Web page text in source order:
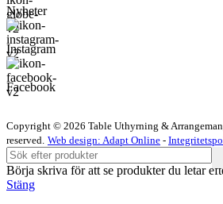
Nyheter
Instagram
Facebook
Copyright © 2026 Table Uthyrning &
reserved​​. Web design: Adapt Online -
Börja skriva för att se produkter du letar
Stäng